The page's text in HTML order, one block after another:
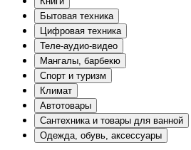
Бытовая техника
Цифровая техника
Теле-аудио-видео
Мангалы, барбекю
Спорт и туризм
Климат
Автотовары
Сантехника и товары для ванной
Одежда, обувь, аксессуары